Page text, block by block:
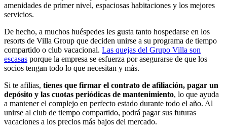
amenidades de primer nivel, espaciosas habitaciones y los mejores
servicios.
De hecho, a muchos huéspedes les gusta tanto hospedarse en los
resorts de Villa Group que deciden unirse a su programa de tiempo
compartido o club vacacional. Las quejas del Grupo Villa son
escasas porque la empresa se esfuerza por asegurarse de que los
socios tengan todo lo que necesitan y más.
Si te afilias, tienes que firmar el contrato de afiliación, pagar un
depósito y las cuotas periódicas de mantenimiento, lo que ayuda
a mantener el complejo en perfecto estado durante todo el año. Al
unirse al club de tiempo compartido, podrá pagar sus futuras
vacaciones a los precios más bajos del mercado.